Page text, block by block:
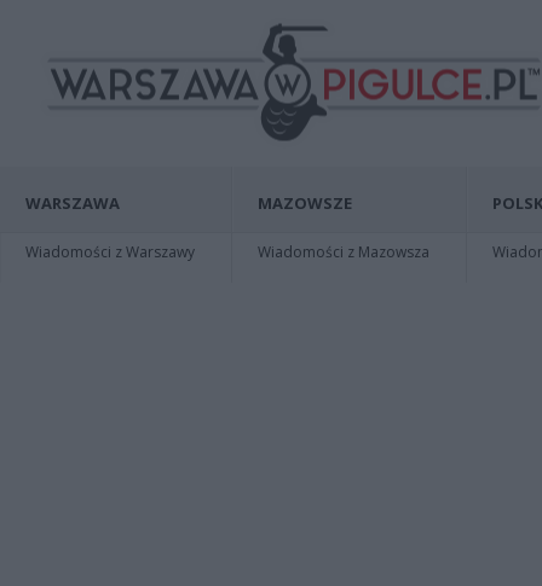
WARSZAWA
Wiadomości z Warszawy
MAZOWSZE
Wiadomości z Mazowsza